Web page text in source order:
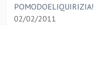
POMODOELIQUIRIZIA!
02/02/2011